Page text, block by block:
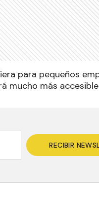
para pequeños
mucho más
RECIBIR